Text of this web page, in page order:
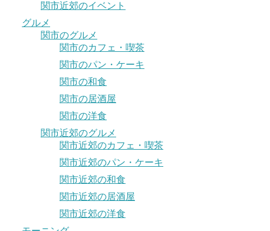
関市近郊のイベント
グルメ
関市のグルメ
関市のカフェ・喫茶
関市のパン・ケーキ
関市の和食
関市の居酒屋
関市の洋食
関市近郊のグルメ
関市近郊のカフェ・喫茶
関市近郊のパン・ケーキ
関市近郊の和食
関市近郊の居酒屋
関市近郊の洋食